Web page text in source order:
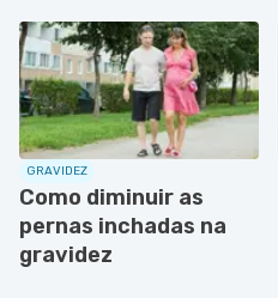
GRAVIDEZ
Como diminuir as
pernas inchadas na
gravidez